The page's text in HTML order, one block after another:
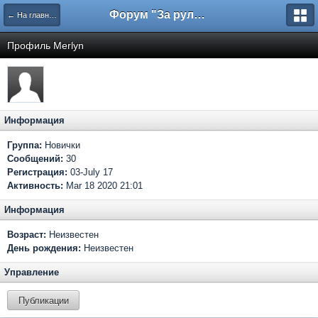
← На главную Форум "За рулем"
Профиль Merlyn
Информация
Группа: Новички
Сообщений: 30
Регистрация: 03-July 17
Активность: Mar 18 2020 21:01
Информация
Возраст: Неизвестен
День рождения: Неизвестен
Управление
Публикации